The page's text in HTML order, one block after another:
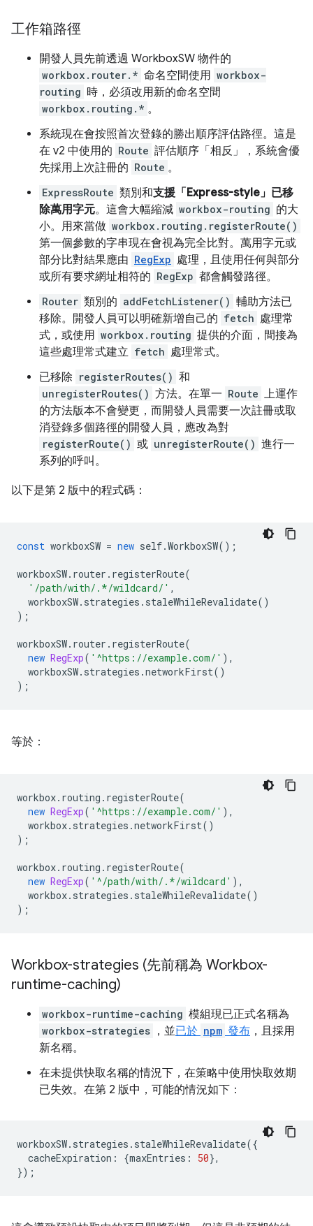
工作箱路徑
開發人員先前透過 WorkboxSW 物件的
workbox.router.* 命名空間使用 workbox-
routing 時，必須改用新的命名空間
workbox.routing.* 。
系統現在會按照首次登錄的勝出順序評估路徑。這是
在 v2 中使用的 Route 評估順序「相反」
，系統會優
先採用上次註冊的 Route 。
ExpressRoute 類別和支援「Express-style」已移
除萬用字元。這會大幅縮減 workbox-routing 的大
小。用來當做 workbox.routing.registerRoute()
第一個參數的字串現在會視為完全比對。萬用字元或
部分比對結果應由 RegExp 處理，且使用任何與部分
或所有要求網址相符的 RegExp 都會觸發路徑。
Router 類別的 addFetchListener() 輔助方法已
移除。開發人員可以明確新增自己的 fetch 處理常
式，或使用 workbox.routing 提供的介面，間接為
這些處理常式建立 fetch 處理常式。
已移除 registerRoutes() 和
unregisterRoutes() 方法。在單一 Route 上運作
的方法版本不會變更，而開發人員需要一次註冊或取
消登錄多個路徑的開發人員，應改為對
registerRoute() 或 unregisterRoute() 進行一
系列的呼叫。
以下是第 2 版中的程式碼：
const workboxSW = new self.WorkboxSW();
workboxSW. router . registerRoute(
'/path/with/.*/wildcard/' ,
workboxSW. strategies . staleWhileRevalidate()
);
workboxSW. router . registerRoute(
new RegExp( '^https://example.com/' ),
workboxSW. strategies .networkFirst()
);
等於：
workbox. routing . registerRoute(
new RegExp( '^https://example.com/' ),
workbox. strategies .networkFirst()
);
workbox. routing . registerRoute(
new RegExp( '^/path/with/.*/wildcard' ),
workbox. strategies . staleWhileRevalidate()
);
Workbox-strategies (先前稱為 Workbox-
runtime-caching)
workbox-runtime-caching 模組現已正式名稱為
workbox-strategies ，並已於 npm 發布 ，且採用
新名稱。
在未提供快取名稱的情況下，在策略中使用快取效期
已失效。在第 2 版中，可能的情況如下：
workboxSW. strategies . staleWhileRevalidate({
cacheExpiration : {maxEntries : 50},
});